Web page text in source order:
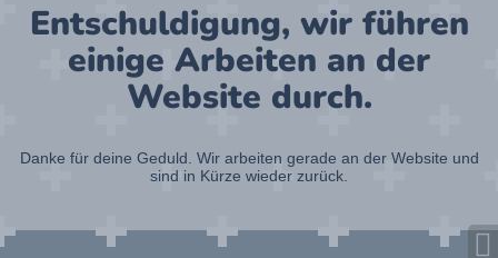
Entschuldigung, wir führen
einige Arbeiten an der
Website durch.
Danke für deine Geduld. Wir arbeiten gerade an der Website und
sind in Kürze wieder zurück.